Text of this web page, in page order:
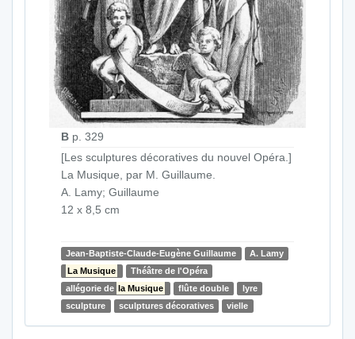
B p. 329
[Les sculptures décoratives du nouvel Opéra.]
La Musique, par M. Guillaume.
A. Lamy; Guillaume
12 x 8,5 cm
Jean-Baptiste-Claude-Eugène Guillaume
A. Lamy
La Musique
Théâtre de l'Opéra
allégorie de la Musique flûte double
lyre
sculpture
sculptures décoratives vielle